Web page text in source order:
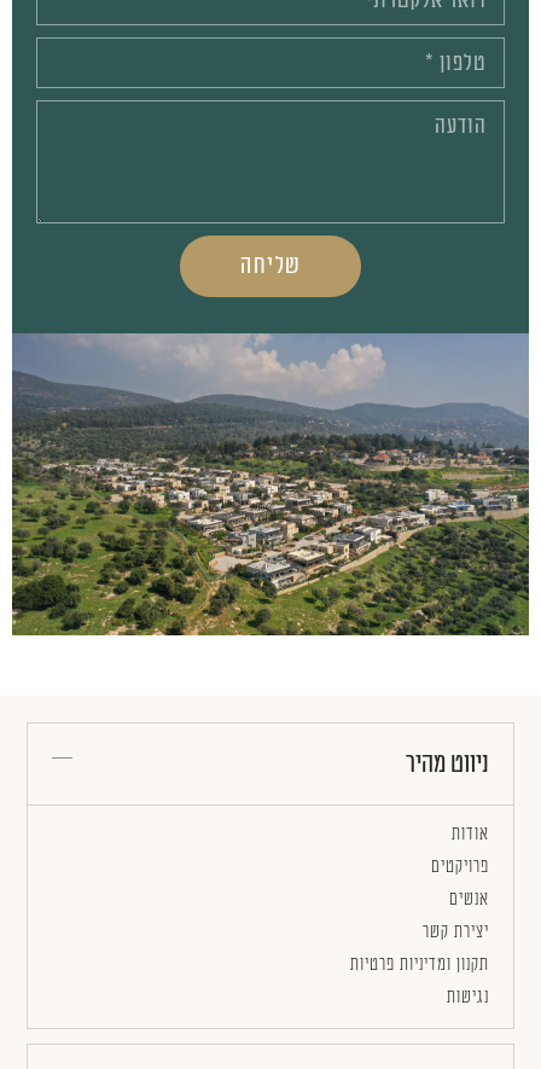
שליחה
ניווט מהיר
אודות
פרויקטים
אנשים
יצירת קשר
תקנון ומדיניות פרטיות
נגישות